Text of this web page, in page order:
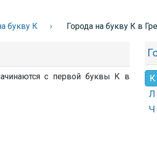
букву К Города на букву К в
с первой буквы К в
К
Л
Ч